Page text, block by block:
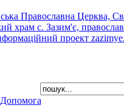
Допомога